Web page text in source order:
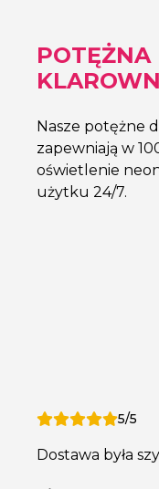
POTĘŻNA
Nasze potężne
zapewniają w
oświetlenie
użytku 24/7.
5/5
Dostawa była